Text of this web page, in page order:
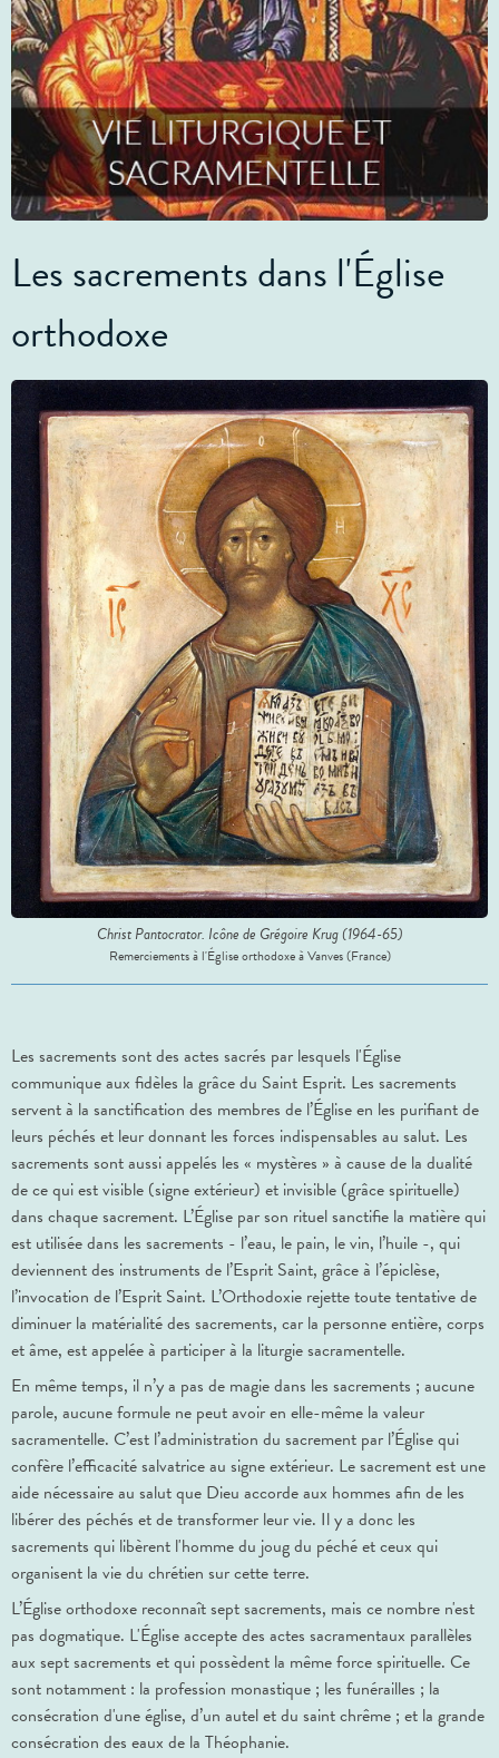
Les sacrements dans l'Église
orthodoxe
Christ Pantocrator. Icône de Grégoire Krug (1964-65)
Remerciements à l'Église orthodoxe à Vanves (France)
Les sacrements sont des actes sacrés par lesquels l'Église
communique aux fidèles la grâce du Saint Esprit. Les sacrements
servent à la sanctification des membres de l’Église en les purifiant de
leurs péchés et leur donnant les forces indispensables au salut. Les
sacrements sont aussi appelés les « mystères » à cause de la dualité
de ce qui est visible (signe extérieur) et invisible (grâce spirituelle)
dans chaque sacrement. L’Église par son rituel sanctifie la matière qui
est utilisée dans les sacrements - l’eau, le pain, le vin, l’huile -, qui
deviennent des instruments de l’Esprit Saint, grâce à l’épiclèse,
l’invocation de l’Esprit Saint. L’Orthodoxie rejette toute tentative de
diminuer la matérialité des sacrements, car la personne entière, corps
et âme, est appelée à participer à la liturgie sacramentelle.
En même temps, il n’y a pas de magie dans les sacrements ; aucune
parole, aucune formule ne peut avoir en elle-même la valeur
sacramentelle. C’est l’administration du sacrement par l’Église qui
confère l’efficacité salvatrice au signe extérieur. Le sacrement est une
aide nécessaire au salut que Dieu accorde aux hommes afin de les
libérer des péchés et de transformer leur vie. Il y a donc les
sacrements qui libèrent l'homme du joug du péché et ceux qui
organisent la vie du chrétien sur cette terre.
L’Église orthodoxe reconnaît sept sacrements, mais ce nombre n'est
pas dogmatique. L'Église accepte des actes sacramentaux parallèles
aux sept sacrements et qui possèdent la même force spirituelle. Ce
sont notamment : la profession monastique ; les funérailles ; la
consécration d'une église, d’un autel et du saint chrême ; et la grande
consécration des eaux de la Théophanie.